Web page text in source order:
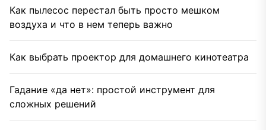
Как пылесос перестал быть просто мешком
воздуха и что в нем теперь важно
Как выбрать проектор для домашнего кинотеатра
Гадание «да нет»: простой инструмент для
сложных решений